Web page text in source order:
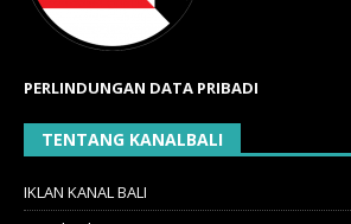
PERLINDUNGAN DATA PRIBADI
TENTANG KANALBALI
IKLAN KANAL BALI